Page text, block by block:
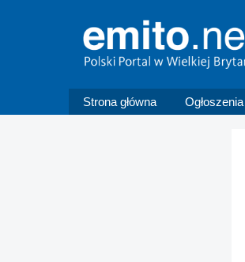
Strona główna Ogłoszenia